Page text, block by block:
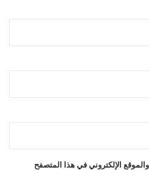
الإلكتروني في هذا المتصفح